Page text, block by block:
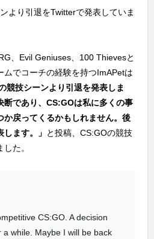
より引退をTwitterで発表していま
、Evil Geniuses、100 Thievesと
ムでコーチの経験を持つImAPetは
競技シーンより引退を発表しま
断であり、CS:GOは私に多くの事
か戻ってくるかもしれません。後
ます。」 と投稿、CS:GOの競技
た。
CS:GO. A decision
while. Maybe I will be back